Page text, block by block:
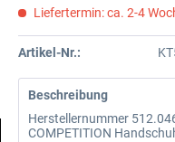
Liefertermin: ca. 2-4
Artikel-Nr.:
Beschreibung
Herstellernummer
COMPETITION